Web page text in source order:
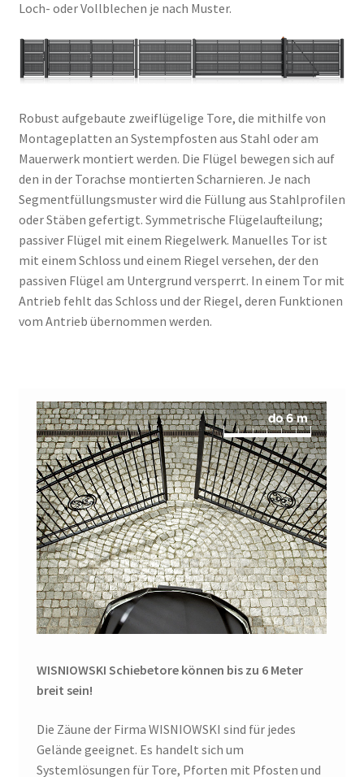
Loch- oder Vollblechen je nach Muster.
Robust aufgebaute zweiflügelige Tore, die mithilfe von
Montageplatten an Systempfosten aus Stahl oder am
Mauerwerk montiert werden. Die Flügel bewegen sich auf
den in der Torachse montierten Scharnieren. Je nach
Segmentfüllungsmuster wird die Füllung aus Stahlprofilen
oder Stäben gefertigt. Symmetrische Flügelaufteilung;
passiver Flügel mit einem Riegelwerk. Manuelles Tor ist
mit einem Schloss und einem Riegel versehen, der den
passiven Flügel am Untergrund versperrt. In einem Tor mit
Antrieb fehlt das Schloss und der Riegel, deren Funktionen
vom Antrieb übernommen werden.
WISNIOWSKI Schiebetore können bis zu 6 Meter
breit sein!
Die Zäune der Firma WISNIOWSKI sind für jedes
Gelände geeignet. Es handelt sich um
Systemlösungen für Tore, Pforten mit Pfosten und